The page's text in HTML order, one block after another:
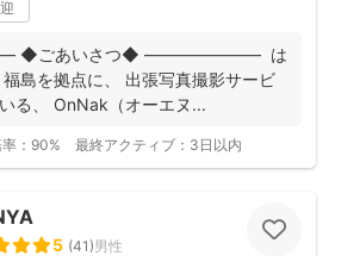
ごあいさつ◆ ――――――― は
福島を拠点に、 出張写真撮影サービ
る、 OnNak（オーエヌ...
： 90% 最終アクティブ： 3日以内
5 (41)男性